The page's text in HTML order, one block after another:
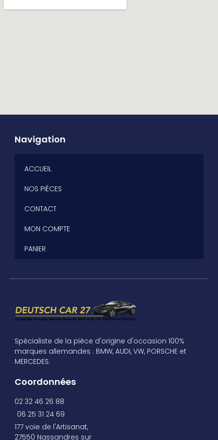
Navigation
ACCUEIL
NOS PIÈCES
CONTACT
MON COMPTE
PANIER
Spécialiste de la pièce d'origine d'occasion 100%
marques allemandes : BMW, AUDI, VW, PORSCHE et
MERCEDES.
Coordonnées
02 32 46 26 88
06 25 31 24 69
177 voie de l'Artisanat,
27550 Nassandres sur